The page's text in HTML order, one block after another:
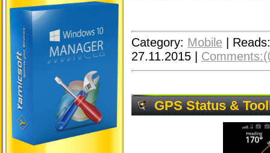
Category: Mobile
Reads:
27.11.2015
GPS Status &